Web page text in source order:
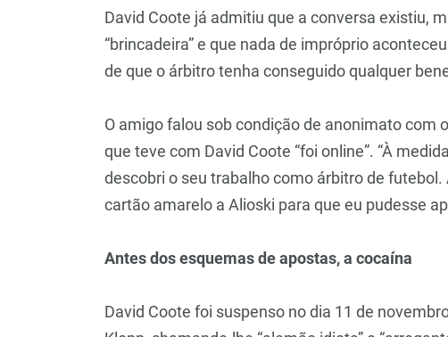
David Coote já admitiu que a conversa existiu,
“brincadeira” e que nada de impróprio
de que o árbitro tenha conseguido qualquer
O amigo falou sob condição de anonimato com
que teve com David Coote “foi online”. “À
descobri o seu trabalho como árbitro de
cartão amarelo a Alioski para que eu pudesse
Antes dos esquemas de apostas, a cocaína
David Coote foi suspenso no dia 11 de